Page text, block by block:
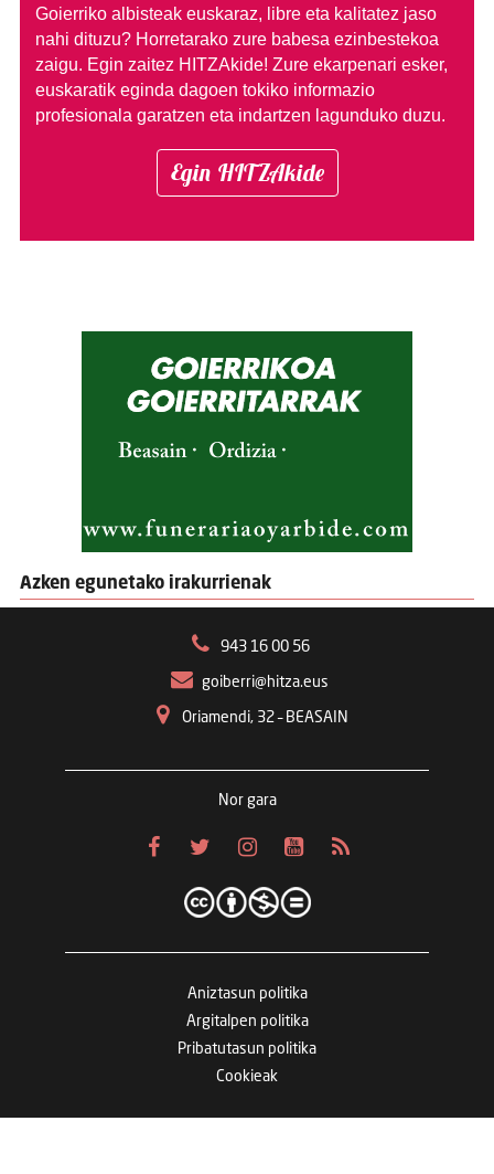
Goierriko albisteak euskaraz, libre eta kalitatez jaso
nahi dituzu? Horretarako zure babesa ezinbestekoa
zaigu. Egin zaitez HITZAkide! Zure ekarpenari esker,
euskaratik eginda dagoen tokiko informazio
profesionala garatzen eta indartzen lagunduko duzu.
Egin HITZAkide
Azken egunetako irakurrienak
943 16 00 56
goiberri@hitza.eus
Oriamendi, 32 – BEASAIN
Nor gara
Aniztasun politika
Argitalpen politika
Pribatutasun politika
Cookieak